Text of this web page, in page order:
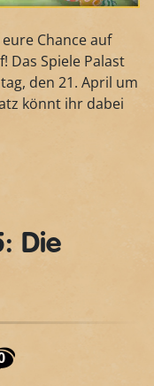
Chance auf
Das Spiele Palast
den 21. April um
könnt ihr dabei
Die